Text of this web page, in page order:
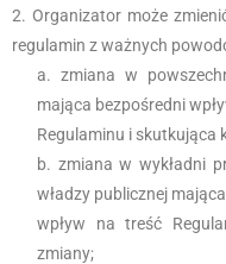
Organizator może
regulamin z ważnych
zmiana w
mająca bezpośredni
Regulaminu i skutkująca
zmiana w wykładni
władzy publicznej
wpływ na treść
zmiany;